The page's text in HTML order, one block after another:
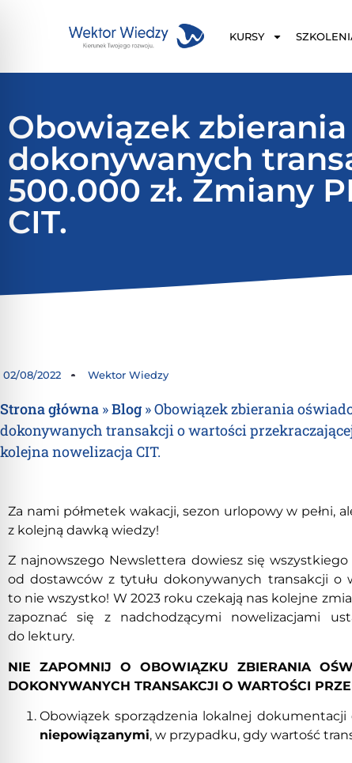
KURSY
Obowiązek
dokonywanych
500.000 zł. Zmiany
CIT.
02/08/2022 Wektor Wiedzy
Strona główna »Blog»Obowiązek zbierania
dokonywanych transakcji o wartości przekraczającej
kolejna nowelizacja CIT.
Za nami półmetek wakacji, sezon urlopowy w pełni,
z kolejną dawką wiedzy!
Z najnowszego Newslettera dowiesz się
od dostawców z tytułu dokonywanych transakcji o
to nie wszystko! W 2023 roku czekają nas kolejne
zapoznać się z nadchodzącymi nowelizacjami
do lektury.
NIE ZAPOMNIJ O OBOWIĄZKU ZBIERANIA
DOKONYWANYCH TRANSAKCJI O WARTOŚCI
Obowiązek sporządzenia lokalnej dokumentacji
niepowiązanymi, w przypadku, gdy wartość